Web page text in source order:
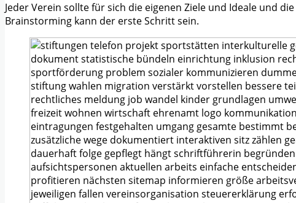
Jeder Verein sollte für sich die eigenen Ziele und Ideale und die
Brainstorming kann der erste Schritt sein.